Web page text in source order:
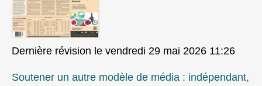
Dernière révision le vendredi 29 mai 2026 11:26
Soutener un autre modèle de média : indépendant,